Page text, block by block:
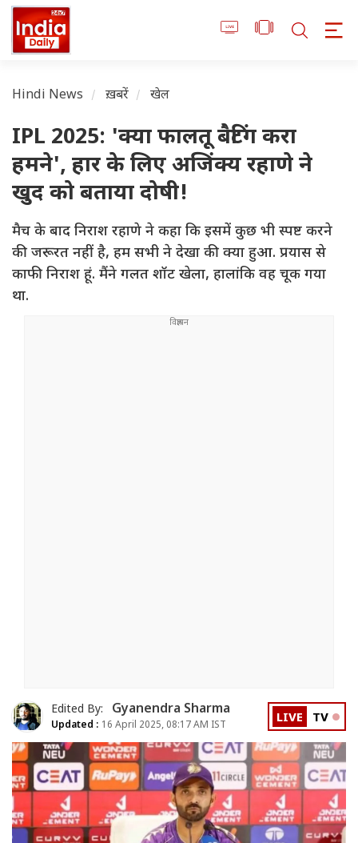
Hindi News ख़बरें खेल
IPL 2025: 'क्या फालतू बैटिंग करा
हमने', हार के लिए अजिंक्य रहाणे ने
खुद को बताया दोषी!
मैच के बाद निराश रहाणे ने कहा कि इसमें कुछ भी स्पष्ट करने
की जरूरत नहीं है, हम सभी ने देखा की क्या हुआ. प्रयास से
काफी निराश हूं. मैंने गलत शॉट खेला, हालांकि वह चूक गया
था.
Edited By: Gyanendra Sharma
Updated : 16 April 2025, 08:17 AM IST LIVE TV